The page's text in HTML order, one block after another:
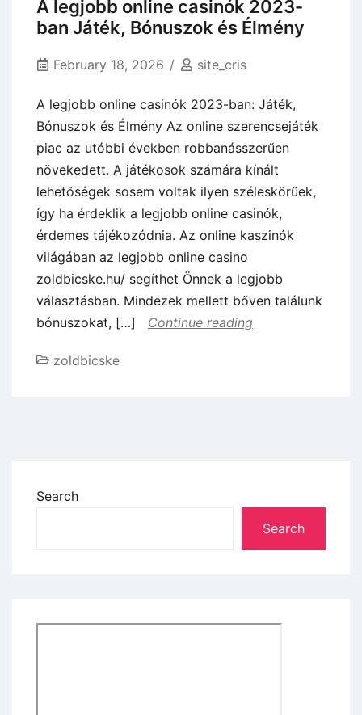
A legjobb online casinók 2023-
ban Játék, Bónuszok és Élmény
February 18, 2026 site_cris
A legjobb online casinók 2023-ban: Játék,
Bónuszok és Élmény Az online szerencsejáték
piac az utóbbi években robbanásszerűen
növekedett. A játékosok számára kínált
lehetőségek sosem voltak ilyen széleskörűek,
így ha érdeklik a legjobb online casinók,
érdemes tájékozódnia. Az online kaszinók
világában az legjobb online casino
zoldbicske.hu/ segíthet Önnek a legjobb
választásban. Mindezek mellett bőven találunk
bónuszokat, […]
Continue reading
zoldbicske
Search
Search